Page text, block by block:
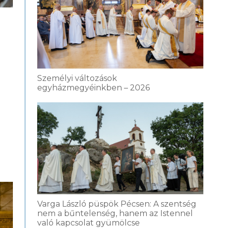
Személyi változások
egyházmegyéinkben – 2026
Varga László püspök Pécsen: A szentség
nem a bűntelenség, hanem az Istennel
való kapcsolat gyümölcse